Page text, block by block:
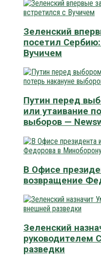
Зеленский
посетил
Вучичем
Путин перед
или утаивание
выборов —
В Офисе
возвращение
Зеленский
руководителем
разведки